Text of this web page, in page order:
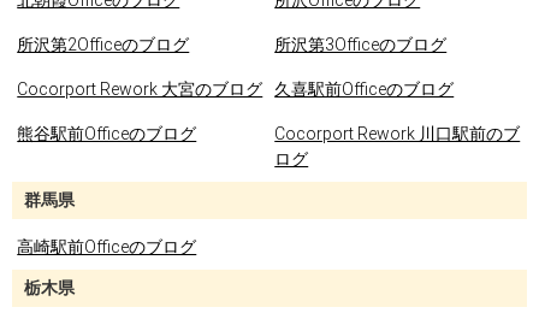
所沢第2Officeのブログ 所沢第3Officeのブログ
Cocorport Rework 大宮のブログ 久喜駅前Officeのブログ
熊谷駅前Officeのブログ
Cocorport Rework 川口駅前のブ
ログ
群馬県
高崎駅前Officeのブログ
栃木県